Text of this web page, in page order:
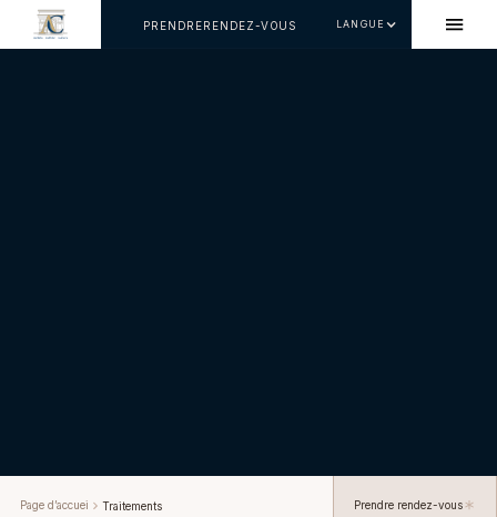
PRENDRERENDEZ-VOUS LANGUE
Page d’accuei Traitements Prendre rendez-vous